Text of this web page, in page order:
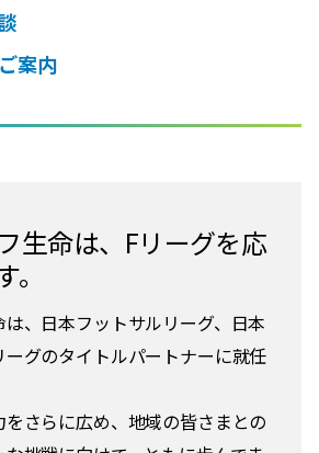
案内
生命は、Fリーグを応
、日本フットサルリーグ、日本
グのタイトルパートナーに就任
さらに広め、地域の皆さまとの